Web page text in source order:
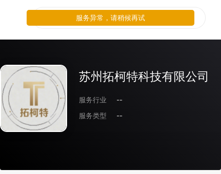
苏州拓柯特科技有限公司
服务行业
--
服务类型
--
服务异常，请稍候再试